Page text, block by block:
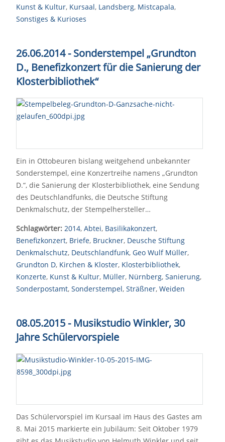
Kunst & Kultur, Kursaal, Landsberg, Mistcapala,
Sonstiges & Kurioses
26.06.2014 - Sonderstempel „Grundton
D., Benefizkonzert für die Sanierung der
Klosterbibliothek“
Ein in Ottobeuren bislang weitgehend unbekannter
Sonderstempel, eine Konzertreihe namens „Grundton
D.“, die Sanierung der Klosterbibliothek, eine Sendung
des Deutschlandfunks, die Deutsche Stiftung
Denkmalschutz, der Stempelhersteller…
Schlagwörter: 2014, Abtei, Basilikakonzert,
Benefizkonzert, Briefe, Bruckner, Deusche Stiftung
Denkmalschutz, Deutschlandfunk, Geo Wulf Müller,
Grundton D, Kirchen & Kloster, Klosterbibliothek,
Konzerte, Kunst & Kultur, Müller, Nürnberg, Sanierung,
Sonderpostamt, Sonderstempel, Sträßner, Weiden
08.05.2015 - Musikstudio Winkler, 30
Jahre Schülervorspiele
Das Schülervorspiel im Kursaal im Haus des Gastes am
8. Mai 2015 markierte ein Jubiläum: Seit Oktober 1979